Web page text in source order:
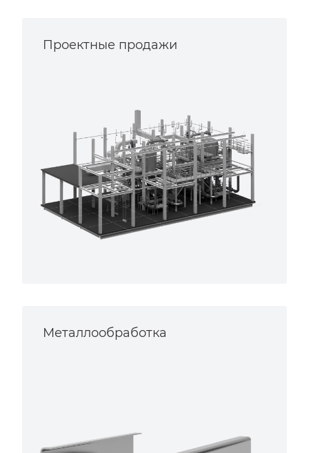
Проектные продажи
Металлообработка